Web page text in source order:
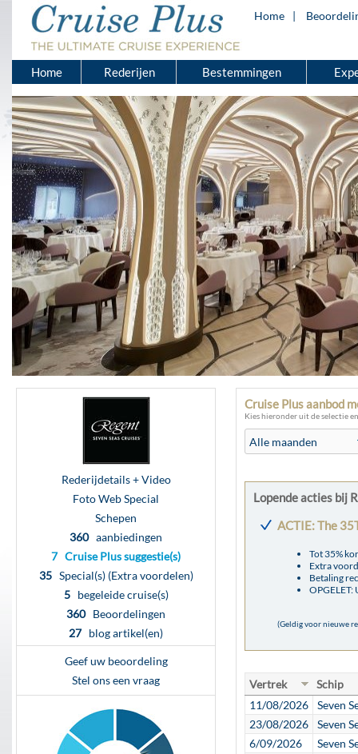
Home
Home Rederijen Bestemmingen
Rederijdetails + Video
Foto Web Special
Schepen
360aanbiedingen
7 Cruise Plus suggestie(s)
35Special(s) (Extra voordelen)
5begeleide cruise(s)
360Beoordelingen
27blog artikel(en)
Geef uw beoordeling
Stel ons een vraag
Cruise Plus aanbod
Kies hieronder uit de selectie
Lopende acties bij
ACTIE: The
Tot 35%
Extra
Betaling
(Geldig voor nieuwe
Vertrek
Schip
11/08/2026
Seven
23/08/2026
Seven
6/09/2026
Seven